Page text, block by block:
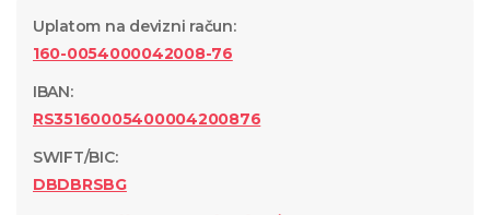
Uplatom na devizni račun:
160-0054000042008-76
IBAN:
RS35160005400004200876
SWIFT/BIC:
DBDBRSBG